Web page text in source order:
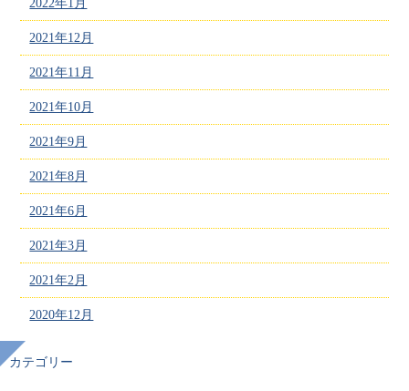
2022年1月
2021年12月
2021年11月
2021年10月
2021年9月
2021年8月
2021年6月
2021年3月
2021年2月
2020年12月
カテゴリー